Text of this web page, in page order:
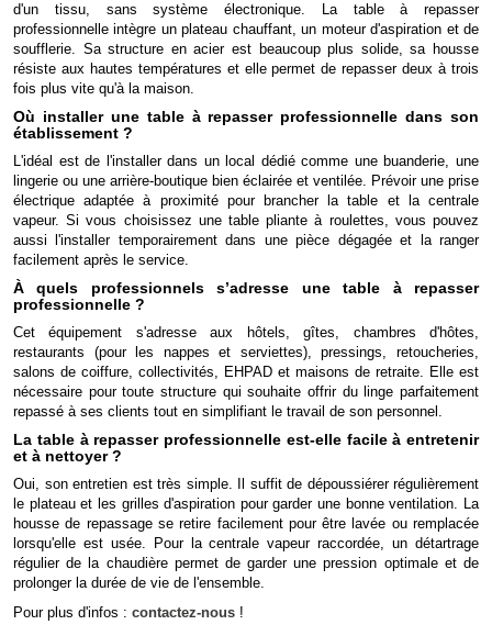
d'un tissu, sans système électronique. La table à repasser
professionnelle intègre un plateau chauffant, un moteur d'aspiration et de
soufflerie. Sa structure en acier est beaucoup plus solide, sa housse
résiste aux hautes températures et elle permet de repasser deux à trois
fois plus vite qu'à la maison.
Où installer une table à repasser professionnelle dans son
établissement ?
L'idéal est de l'installer dans un local dédié comme une buanderie, une
lingerie ou une arrière-boutique bien éclairée et ventilée. Prévoir une prise
électrique adaptée à proximité pour brancher la table et la centrale
vapeur. Si vous choisissez une table pliante à roulettes, vous pouvez
aussi l'installer temporairement dans une pièce dégagée et la ranger
facilement après le service.
À quels professionnels s’adresse une table à repasser
professionnelle ?
Cet équipement s'adresse aux hôtels, gîtes, chambres d'hôtes,
restaurants (pour les nappes et serviettes), pressings, retoucheries,
salons de coiffure, collectivités, EHPAD et maisons de retraite. Elle est
nécessaire pour toute structure qui souhaite offrir du linge parfaitement
repassé à ses clients tout en simplifiant le travail de son personnel.
La table à repasser professionnelle est-elle facile à entretenir
et à nettoyer ?
Oui, son entretien est très simple. Il suffit de dépoussiérer régulièrement
le plateau et les grilles d'aspiration pour garder une bonne ventilation. La
housse de repassage se retire facilement pour être lavée ou remplacée
lorsqu'elle est usée. Pour la centrale vapeur raccordée, un détartrage
régulier de la chaudière permet de garder une pression optimale et de
prolonger la durée de vie de l'ensemble.
Pour plus d'infos : contactez-nous !